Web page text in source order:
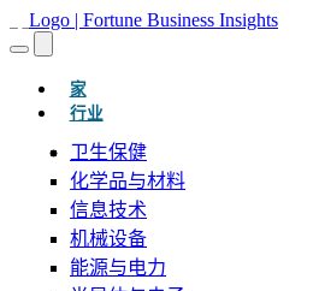
家(当前的)
行业
卫生保健
化学品与材料
信息技术
机械设备
能源与电力